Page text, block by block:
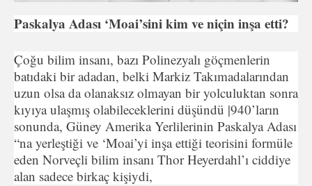
Paskalya Adası ‘Moai’sini kim ve niçin inşa etti?
Çoğu bilim insanı, bazı Polinezyalı göçmenlerin
batıdaki bir adadan, belki Markiz Takımadalarından
uzun olsa da olanaksız olmayan bir yolculuktan sonra
kıyıya ulaşmış olabileceklerini düşündü |940’ların
sonunda, Güney Amerika Yerlilerinin Paskalya Adası
“na yerleştiği ve ‘Moai’yi inşa ettiği teorisini formü­le
eden Norveçli bilim insanı Thor Heyerdahl’ı ciddiye
alan sa­dece birkaç kişiydi,